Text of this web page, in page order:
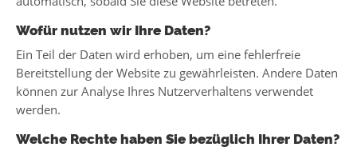
Wofür nutzen wir Ihre Daten?
Ein Teil der Daten wird erhoben, um eine fehlerfreie
Bereitstellung der Website zu gewährleisten. Andere Daten
können zur Analyse Ihres Nutzerverhaltens verwendet
werden.
Welche Rechte haben Sie bezüglich Ihrer Daten?